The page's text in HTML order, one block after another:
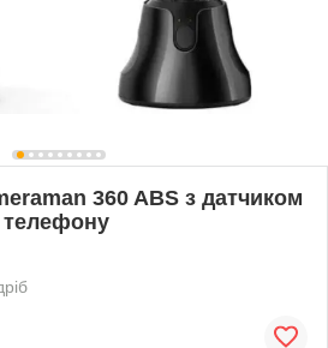
360 ABS з датчиком